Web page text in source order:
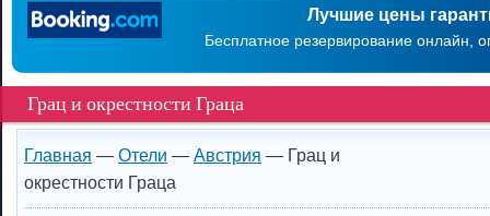
Лучшие цены
Бесплатное резервирование онлайн,
Грац и окрестности Граца
Главная — Отели — Австрия — Грац и
окрестности Граца